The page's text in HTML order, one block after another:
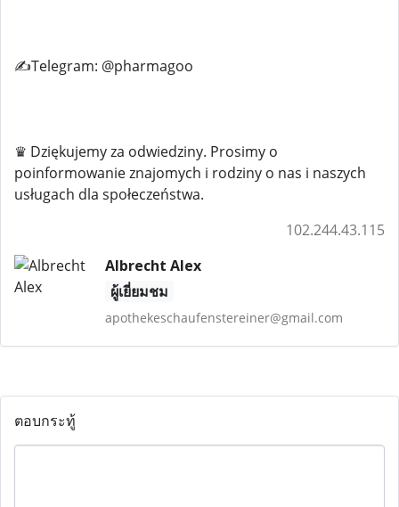
✍️Telegram: @pharmagoo
♛ Dziękujemy za odwiedziny. Prosimy o
poinformowanie znajomych i rodziny o nas i naszych
usługach dla społeczeństwa.
102.244.43.115
Albrecht Alex
ผู้เยี่ยมชม
apothekeschaufenstereiner@gmail.com
ตอบกระทู้